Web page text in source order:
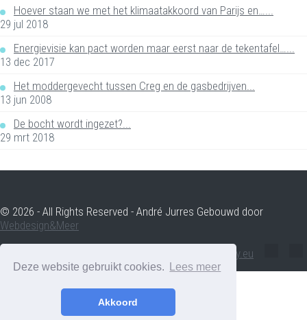
Deze website gebruikt cookies. Lees meer
Akkoord
Hoever staan we met het klimaatakkoord van Parijs en…...
29 jul 2018
Energievisie kan pact worden maar eerst naar de tekentafel…...
13 dec 2017
Het moddergevecht tussen Creg en de gasbedrijven...
13 jun 2008
De bocht wordt ingezet?...
29 mrt 2018
© 2026 - All Rights Reserved - André Jurres Gebouwd door
Webdesign&Meer
andre.jurres@voltenergy.eu